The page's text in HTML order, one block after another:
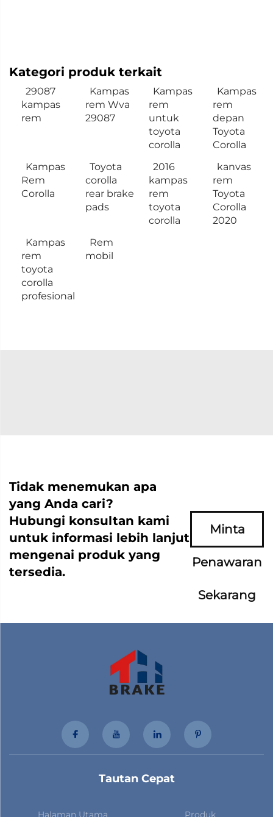
Kategori produk terkait
29087
kampas
rem
Kampas
rem Wva
29087
Kampas
rem
untuk
toyota
corolla
Kampas
rem
depan
Toyota
Corolla
Kampas
Rem
Corolla
Toyota
corolla
rear brake
pads
2016
kampas
rem
toyota
corolla
kanvas
rem
Toyota
Corolla
2020
Kampas
rem
toyota
corolla
profesional
Rem
mobil
Tidak menemukan apa
yang Anda cari?
Hubungi konsultan kami
untuk informasi lebih lanjut
mengenai produk yang
tersedia.
Minta
Penawaran
Sekarang
Tautan Cepat
Halaman Utama Produk